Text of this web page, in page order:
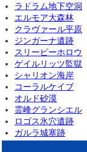
ラドラム地下空洞
エルモア大森林
クラヴァール平原
ジンガーナ遺跡
スリーピーホロウ
ゲイルリッツ監獄
シャリオン海岸
コーラルケイブ
オルド砂漠
霊峰グランシエル
ロゴス氷穴遺跡
ガルラ城塞跡